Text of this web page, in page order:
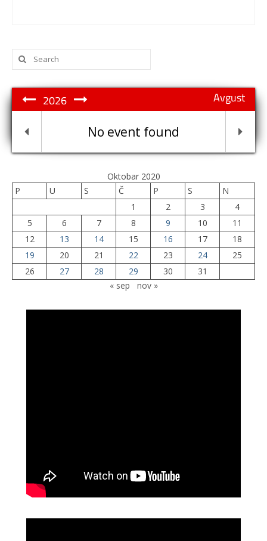
Search
for:
Avgust
2026
No event found
Oktobar 2020
P
U S Č P S
N
1
2 3
4
5
6 7 8 9 10
11
12
13 14 15 16 17
18
19
20 21 22 23 24
25
26
27 28 29 30
31
« sep
nov »